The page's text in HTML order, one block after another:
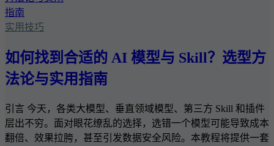
实用技巧
如何找到合适的 AI 模型与 Skill？选型方
法论与实用指南
引言 今天，各类大模型、垂直领域模型、第三方 Skill 和插件
层出不穷。面对眼花缭乱的选择，选错一个模型可能导致成本
翻倍、效果拉胯，甚至引发数据安全风险。本教程将提供一套